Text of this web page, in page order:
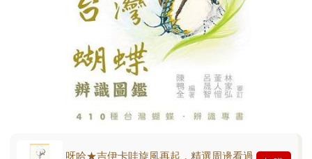
呀哈★吉伊卡哇旋風再起，精選周邊看過